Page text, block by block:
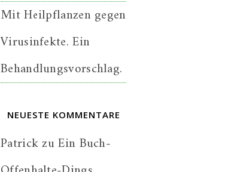
Mit Heilpflanzen gegen
Virusinfekte. Ein
Behandlungsvorschlag.
NEUESTE KOMMENTARE
PatrickzuEin Buch-